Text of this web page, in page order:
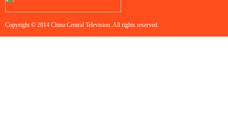
Copyright © 2014 China Central Television. All rights reserved.